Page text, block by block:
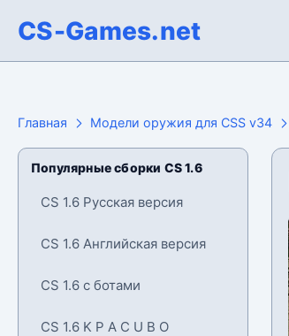
CS-Games.net
Главная Модели оружия для CSS v34
Популярные сборки CS 1.6
CS 1.6 Русская версия
CS 1.6 Английская версия
CS 1.6 с ботами
CS 1.6 K P A C U B O